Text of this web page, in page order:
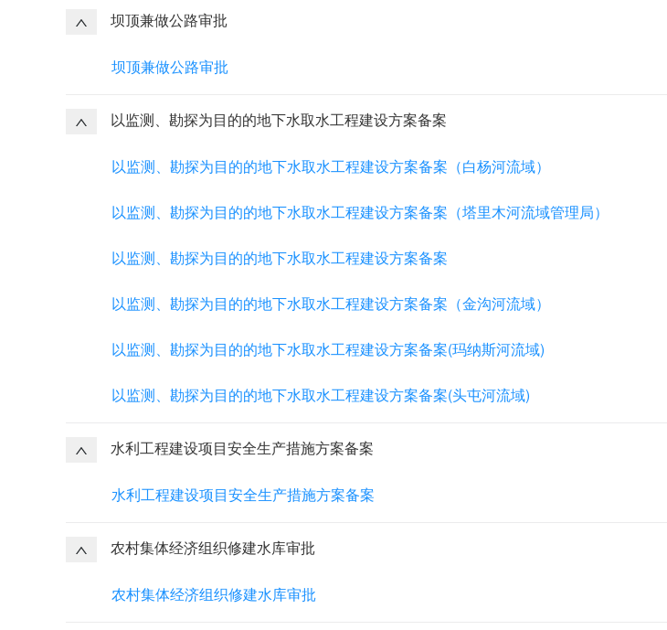
坝顶兼做公路审批
坝顶兼做公路审批
以监测、勘探为目的的地下水取水工程建设方案备案
以监测、勘探为目的的地下水取水工程建设方案备案（白杨河流域）
以监测、勘探为目的的地下水取水工程建设方案备案（塔里木河流域管理局）
以监测、勘探为目的的地下水取水工程建设方案备案
以监测、勘探为目的的地下水取水工程建设方案备案（金沟河流域）
以监测、勘探为目的的地下水取水工程建设方案备案(玛纳斯河流域)
以监测、勘探为目的的地下水取水工程建设方案备案(头屯河流域)
水利工程建设项目安全生产措施方案备案
水利工程建设项目安全生产措施方案备案
农村集体经济组织修建水库审批
农村集体经济组织修建水库审批